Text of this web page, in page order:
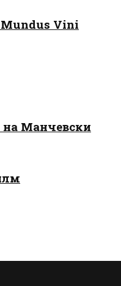
Mundus Vini
на Манчевски